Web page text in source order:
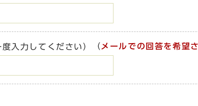
入力してください） （ メールでの回答を希望